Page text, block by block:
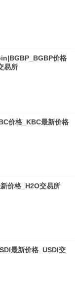
价格
易所
价格_KBC最新价格
价格_H2O交易所
最新价格_USDI交